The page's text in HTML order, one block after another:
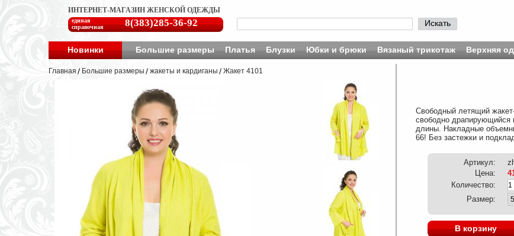
ИНТЕРНЕТ-МАГАЗИН ЖЕНСКОЙ ОДЕЖДЫ
единая
справочная
8(383)285-36-92 Искать
Новинки Большие размеры Платья Блузки Юбки и брюки Вязаный трикотаж Верхняя
Главная Большие размеры жакеты и кардиганы Жакет 4101
Свободный летящий
свободно драпирующийся
длины. Накладные
66! Без застежки и
Артикул:
Цена:
Количество:
Размер:
В корзину